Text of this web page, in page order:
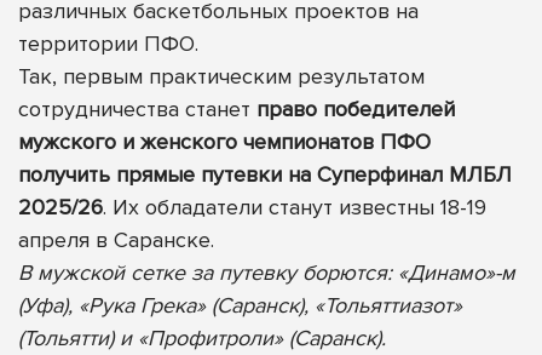
различных баскетбольных проектов на
территории ПФО.
Так, первым практическим результатом
сотрудничества станет право победителей
мужского и женского чемпионатов ПФО
получить прямые путевки на Суперфинал МЛБЛ
2025/26. Их обладатели станут известны 18-19
апреля в Саранске.
В мужской сетке за путевку борются: «Динамо»-м
(Уфа), «Рука Грека» (Саранск), «Тольяттиазот»
(Тольятти) и «Профитроли» (Саранск).